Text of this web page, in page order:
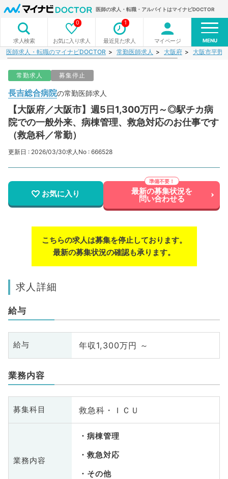
医師の求人・転職・アルバイトはマイナビDOCTOR
求人検索 お気に入り求人
0
最近見た求人
1
マイページ MENU
医師求人・転職のマイナビDOCTOR 常勤医師求人 大阪府 大阪市平野
常勤求人 募集停止
長吉総合病院の常勤医師求人
【大阪府／大阪市】週5日1,300万円～◎駅チカ病
院での一般外来、病棟管理、救急対応のお仕事です
（救急科／常勤）
更新日 : 2026/03/30求人No : 666528
お気に入り 最新の募集状況を
問い合わせる
こちらの求人は募集を停止しております。
最新の募集状況の確認も承ります。
求人詳細
給与
給与 年収1,300万円 ～
業務内容
募集科目 救急科・ＩＣＵ
業務内容
病棟管理
救急対応
その他